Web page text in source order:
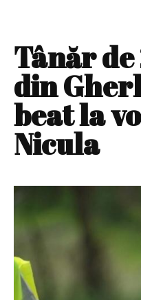
Tânăr de
din
beat la
Nicula